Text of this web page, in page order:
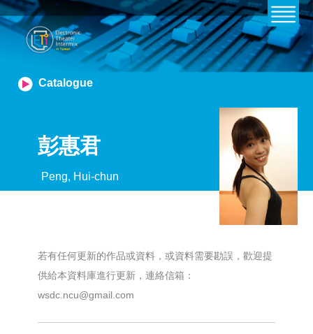
Catalogue
彭惠君
Peng, Hui-chun
若有任何更新的作品或資料，或資料需要勘誤，歡迎提
供給本資料庫進行更新，連絡信箱：
wsdc.ncu@gmail.com